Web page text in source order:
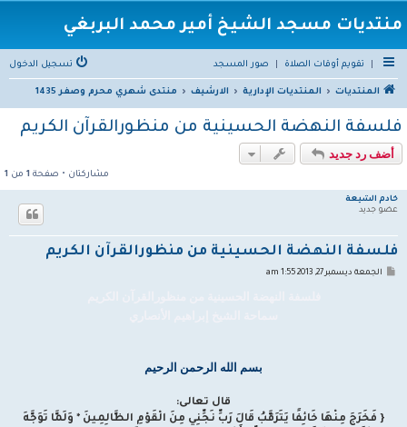
منتديات مسجد الشيخ أمير محمد البربغي
تقويم أوقات الصلاة صور المسجد تسجيل الدخول
المنتديات المنتديات الإدارية الارشيف منتدى شهري محرم وصفر 1435
فلسفة النهضة الحسينية من منظورالقرآن الكريم
أضف رد جديد
مشاركتان • صفحة 1 من 1
خادم الشيعة
عضو جديد
فلسفة النهضة الحسينية من منظورالقرآن الكريم
مالجمعة ديسمبر 27, 2013 1:55 am
بسم الله الرحمن الرحيم
قال تعالى:
{ فَخَرَجَ مِنْهَا خَائِفًا يَتَرَقَّبُ قَالَ رَبِّ نَجِّنِي مِنَ الْقَوْمِ الظَّالِمِينَ * وَلَمَّا تَوَجَّهَ